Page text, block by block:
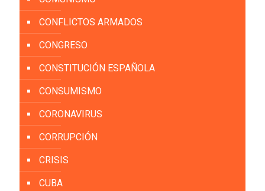
CONFLICTOS ARMADOS
CONGRESO
CONSTITUCIÓN ESPAÑOLA
CONSUMISMO
CORONAVIRUS
CORRUPCIÓN
CRISIS
CUBA